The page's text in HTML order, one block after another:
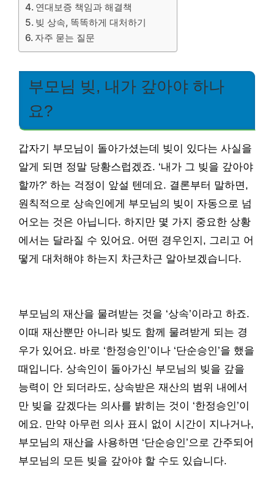
연대보증 책임과 해결책
빚 상속, 똑똑하게 대처하기
자주 묻는 질문
부모님 빚, 내가 갚아야 하나
요?
갑자기 부모님이 돌아가셨는데 빚이 있다는 사실을
알게 되면 정말 당황스럽겠죠. ‘내가 그 빚을 갚아야
할까?’ 하는 걱정이 앞설 텐데요. 결론부터 말하면,
원칙적으로 상속인에게 부모님의 빚이 자동으로 넘
어오는 것은 아닙니다. 하지만 몇 가지 중요한 상황
에서는 달라질 수 있어요. 어떤 경우인지, 그리고 어
떻게 대처해야 하는지 차근차근 알아보겠습니다.
부모님의 재산을 물려받는 것을 ‘상속’이라고 하죠.
이때 재산뿐만 아니라 빚도 함께 물려받게 되는 경
우가 있어요. 바로 ‘한정승인’이나 ‘단순승인’을 했을
때입니다. 상속인이 돌아가신 부모님의 빚을 갚을
능력이 안 되더라도, 상속받은 재산의 범위 내에서
만 빚을 갚겠다는 의사를 밝히는 것이 ‘한정승인’이
에요. 만약 아무런 의사 표시 없이 시간이 지나거나,
부모님의 재산을 사용하면 ‘단순승인’으로 간주되어
부모님의 모든 빚을 갚아야 할 수도 있습니다.